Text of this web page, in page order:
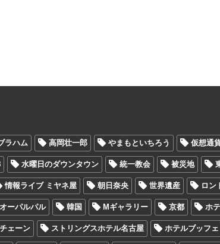
ラハム 高岡壮一郎 やまもといちろう 仮想通
水曜日のダウンタウン 統一教会 被災地
情報ライブ ミヤネ屋 朝日奈央 世界遺産 ロン
オーパルパル 韓国 Mギャラリー 京都 ホ
ェーン ストリングスホテル名古屋 ホテルブッフェ